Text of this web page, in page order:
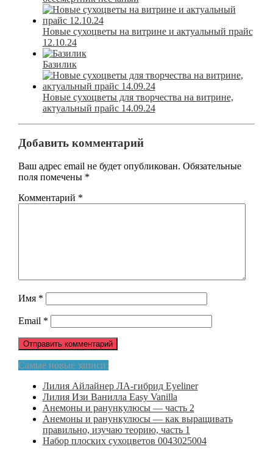
Новые сухоцветы на витрине и актуальный прайс
12.10.24
Базилик
Новые сухоцветы для творчества на витрине,
актуальный прайс 14.09.24
Добавить комментарий
Ваш адрес email не будет опубликован. Обязательные
поля помечены *
Комментарий *
Имя *
Email *
Самые новые записи:
Лилия Айлайнер ЛА-гибрид Eyeliner
Лилия Изи Ванилла Easy Vanilla
Анемоны и ранункулюсы — часть 2
Анемоны и ранункулюсы — как выращивать
правильно, изучаю теорию, часть 1
Набор плоских сухоцветов 0043025004